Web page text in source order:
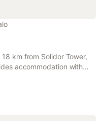
km from Solidor Tower,
accommodation with
parking.